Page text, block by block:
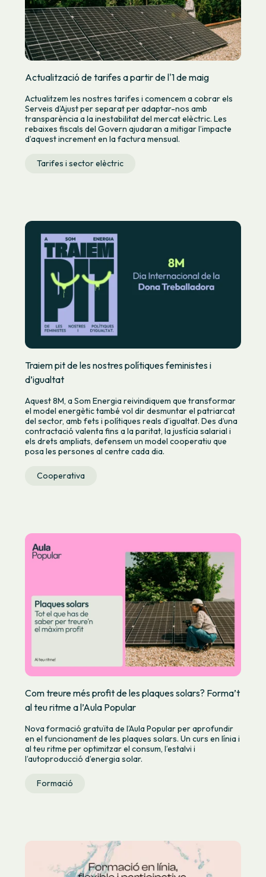
Actualització de tarifes a partir de l'1 de maig
Actualitzem les nostres tarifes i comencem a cobrar els
Serveis d’Ajust per separat per adaptar-nos amb
transparència a la inestabilitat del mercat elèctric. Les
rebaixes fiscals del Govern ajudaran a mitigar l’impacte
d’aquest increment en la factura mensual.
Tarifes i sector elèctric
Traiem pit de les nostres polítiques feministes i
d’igualtat
Aquest 8M, a Som Energia reivindiquem que transformar
el model energètic també vol dir desmuntar el patriarcat
del sector, amb fets i polítiques reals d’igualtat. Des d’una
contractació valenta fins a la paritat, la justícia salarial i
els drets ampliats, defensem un model cooperatiu que
posa les persones al centre cada dia.
Cooperativa
Com treure més profit de les plaques solars? Forma’t
al teu ritme a l’Aula Popular
Nova formació gratuïta de l’Aula Popular per aprofundir
en el funcionament de les plaques solars. Un curs en línia i
al teu ritme per optimitzar el consum, l’estalvi i
l’autoproducció d’energia solar.
Formació